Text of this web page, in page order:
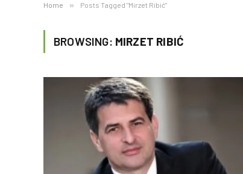
Home » Posts Tagged "Mirzet Ribić"
BROWSING: MIRZET RIBIĆ